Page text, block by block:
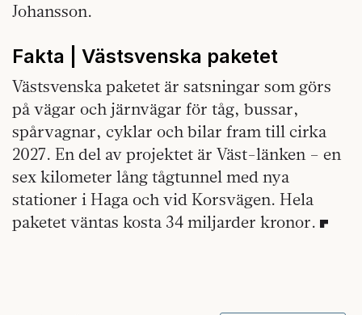
Johansson.
Fakta | Västsvenska paketet
Västsvenska paketet är satsningar som görs
på vägar och järnvägar för tåg, bussar,
spårvagnar, cyklar och bilar fram till cirka
2027. En del av projektet är Väst-länken – en
sex kilometer lång tågtunnel med nya
stationer i Haga och vid Korsvägen. Hela
paketet väntas kosta 34 miljarder kronor.